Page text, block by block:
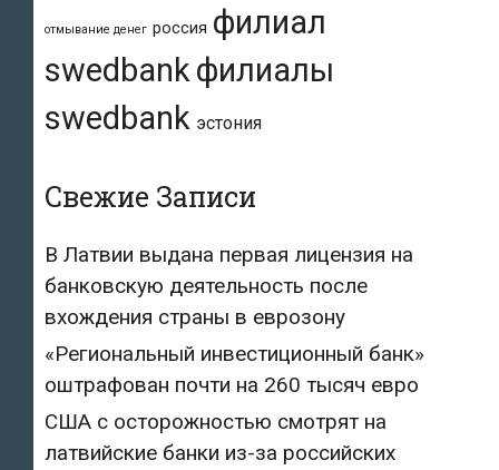
отмывание денег россия филиал
swedbankфилиалы
swedbank эстония
Свежие Записи
В Латвии выдана первая лицензия на
банковскую деятельность после
вхождения страны в еврозону
«Региональный инвестиционный банк»
оштрафован почти на 260 тысяч евро
США с осторожностью смотрят на
латвийские банки из-за российских